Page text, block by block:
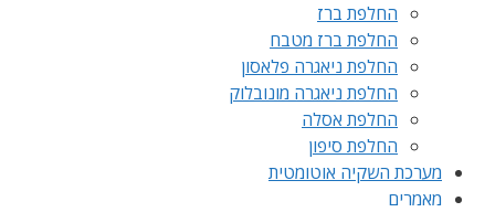
החלפת ברז
החלפת ברז מטבח
החלפת ניאגרה פלאסון
החלפת ניאגרה מונובלוק
החלפת אסלה
החלפת סיפון
מערכת השקיה אוטומטית
מאמרים